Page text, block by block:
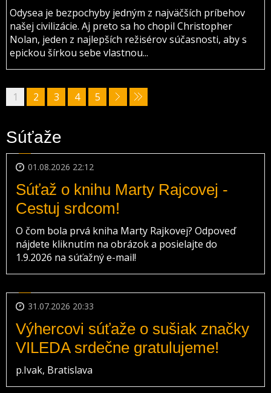
Odysea je bezpochyby jedným z najväčších príbehov
našej civilizácie. Aj preto sa ho chopil Christopher
Nolan, jeden z najlepších režisérov súčasnosti, aby s
epickou šírkou sebe vlastnou...
1 2 3 4 5
Súťaže
01.08.2026 22:12
Súťaž o knihu Marty Rajcovej -
Cestuj srdcom!
O čom bola prvá kniha Marty Rajkovej? Odpoveď
nájdete kliknutím na obrázok a posielajte do
1.9.2026 na súťažný e-mail!
31.07.2026 20:33
Výhercovi súťaže o sušiak značky
VILEDA srdečne gratulujeme!
p.Ivak, Bratislava